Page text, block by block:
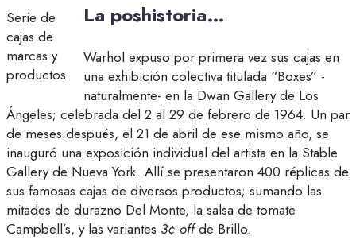
Serie de
cajas de
marcas y
productos.
La poshistoria…
Warhol expuso por primera vez sus cajas en
una exhibición colectiva titulada “Boxes” -
naturalmente- en la Dwan Gallery de Los
Ángeles; celebrada del 2 al 29 de febrero de 1964. Un par
de meses después, el 21 de abril de ese mismo año, se
inauguró una exposición individual del artista en la Stable
Gallery de Nueva York. Allí se presentaron 400 réplicas de
sus famosas cajas de diversos productos; sumando las
mitades de durazno Del Monte, la salsa de tomate
Campbell’s, y las variantes 3¢ offde Brillo.